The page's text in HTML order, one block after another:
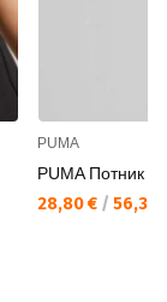
PUMA
PUMA Потник
28,80 € / 56,33